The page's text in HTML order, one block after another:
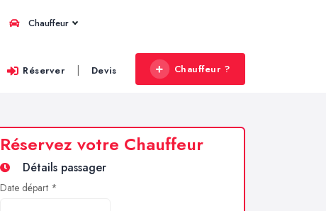
Chauffeur
Réserver | Devis Chauffeur ?
Réservez votre Chauffeur
Détails passager
Date départ *